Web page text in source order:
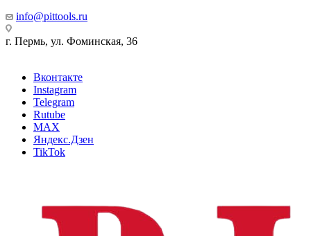
info@pittools.ru
г. Пермь, ул. Фоминская, 36
Вконтакте
Instagram
Telegram
Rutube
MAX
Яндекс.Дзен
TikTok